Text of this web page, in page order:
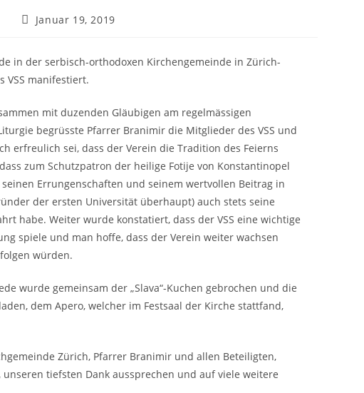
PostJanuar 19, 2019
in der serbisch-orthodoxen Kirchengemeinde in Zürich-
VSS manifestiert.
mit duzenden Gläubigen am regelmässigen
begrüsste Pfarrer Branimir die Mitglieder des VSS und
erfreulich sei, dass der Verein die Tradition des Feierns
zum Schutzpatron der heilige Fotije von Konstantinopel
Errungenschaften und seinem wertvollen Beitrag in
der ersten Universität überhaupt) auch stets seine
habe. Weiter wurde konstatiert, dass der VSS eine wichtige
spiele und man hoffe, dass der Verein weiter wachsen
würden.
wurde gemeinsam der „Slava“-Kuchen gebrochen und die
dem Apero, welcher im Festsaal der Kirche stattfand,
Zürich, Pfarrer Branimir und allen Beteiligten,
tiefsten Dank aussprechen und auf viele weitere